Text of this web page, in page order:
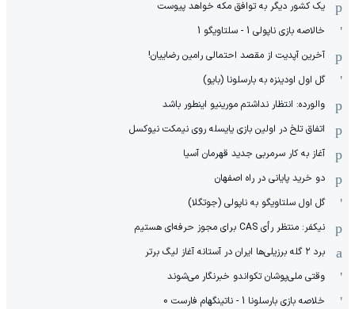
یک کشور دیگر به توافق مکه خواهد پیوست
خالاصه بازی ناپولی 1 - سلتاویگو 1
آخرین آپدیت از مقصد احتمالی رامین رضاییان!
گل اول اودینزه به بارسلونا (بایو)
والورده: انتظار نداشتم مورینیو اینطور باشد
اتفاق تلخ در اولین بازی یایسله روی نیمکت نیوکسل
آغاز به کار سرمربی جدید قهرمان آسیا
دو خرید پایانی در راه اصفهان
گل اول سلتاویگو به ناپولی (جوتگلا)
نیکفر: منتظر رأی CAS برای مجوز حرفه‌ای هستیم
برد ۲ گله برزیلی‌ها ایران در آستانه آغاز لیگ برتر
وقتی ملی‌پوشان تکواندو خبرنگار می‌شوند
خلاصه بازی بارسلونا 1 - ناتینگهام فارست 0